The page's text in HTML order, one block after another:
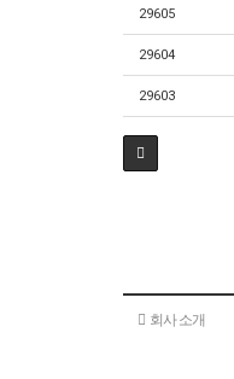
29605
29604
29603
회사 소개